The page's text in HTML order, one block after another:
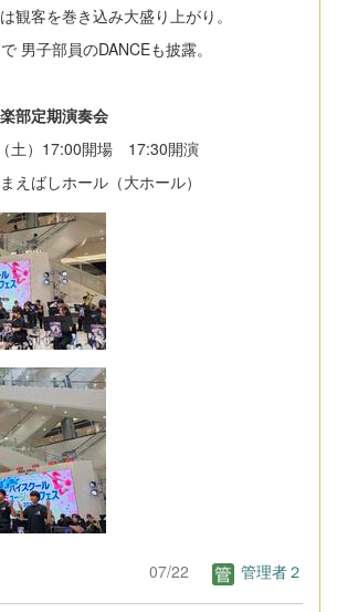
観客を巻き込み大盛り上がり。
男子部員のDANCEも披露。
部定期演奏会
）17:00開場 17:30開演
ばしホール（大ホール）
07/22 管理者２